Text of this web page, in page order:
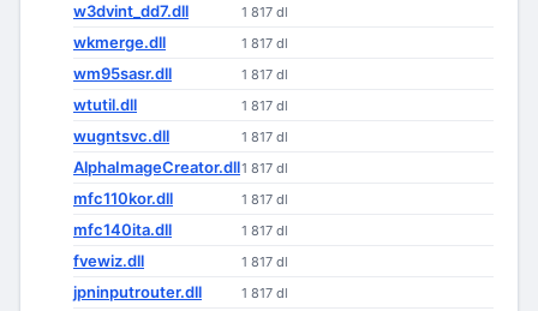
w3dvint_dd7.dll 1 817 dl
wkmerge.dll 1 817 dl
wm95sasr.dll 1 817 dl
wtutil.dll 1 817 dl
wugntsvc.dll 1 817 dl
AlphaImageCreator.dll1 817 dl
mfc110kor.dll 1 817 dl
mfc140ita.dll 1 817 dl
fvewiz.dll 1 817 dl
jpninputrouter.dll 1 817 dl